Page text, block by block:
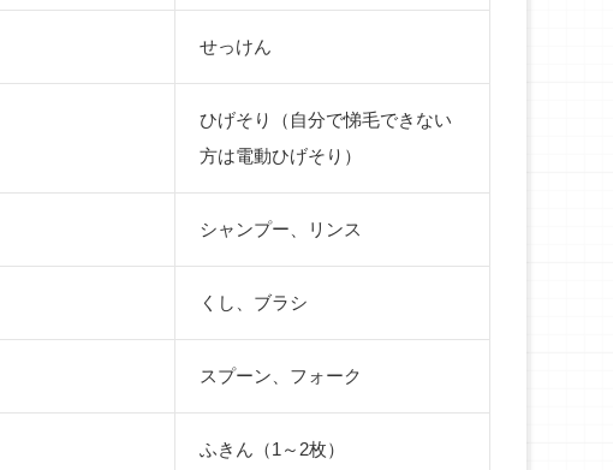
せっけん
ひげそり（自分で悌毛できない
方は電動ひげそり）
シャンプー、リンス
くし、ブラシ
スプーン、フォーク
ふきん（1～2枚）